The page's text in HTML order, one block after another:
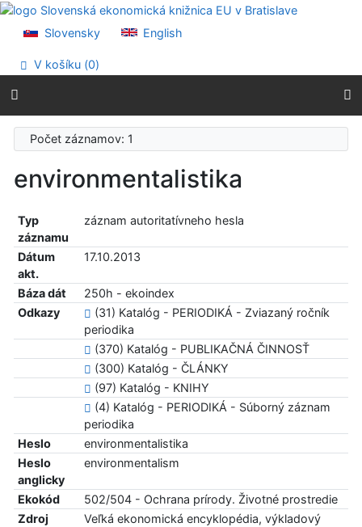
Prejsť na obsah
Prehlásenie o webovej prístupnosti
Slovensky English
V košíku (0)
Počet záznamov: 1
environmentalistika
Typ
záznamu
záznam autoritatívneho hesla
Dátum
akt.
17.10.2013
Báza dát
250h - ekoindex
Odkazy
(31) Katalóg - PERIODIKÁ - Zviazaný ročník
periodika
(370) Katalóg - PUBLIKAČNÁ ČINNOSŤ
(300) Katalóg - ČLÁNKY
(97) Katalóg - KNIHY
(4) Katalóg - PERIODIKÁ - Súborný záznam
periodika
Heslo
environmentalistika
Heslo
anglicky
environmentalism
Ekokód
502/504 - Ochrana prírody. Životné prostredie
Zdroj
Veľká ekonomická encyklopédia, výkladový